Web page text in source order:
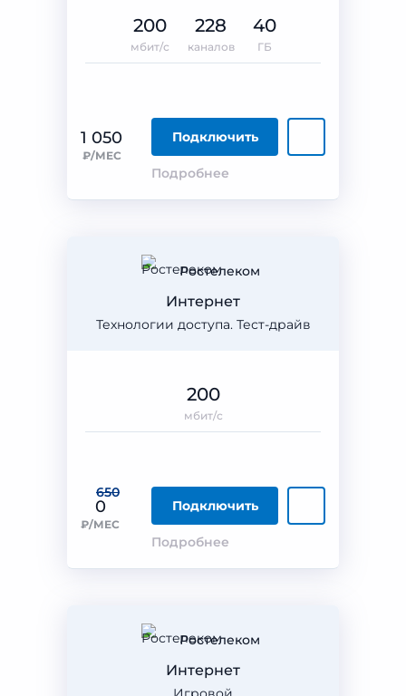
1 050
₽/МЕС
Подключить
Подробнее
200
мбит/с
228
каналов
40
ГБ
Ростелеком
Технологии доступа. Тест-драйв
Интернет
650
0
₽/МЕС
Подключить
Подробнее
200
мбит/с
Ростелеком
Интернет